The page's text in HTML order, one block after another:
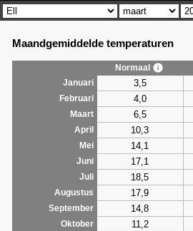
Maandgemiddelde temperaturen
Normaal
Januari
3,5
Februari 4,0
Maart 6,5
April
10,3
Mei
14,1
Juni
17,1
Juli
18,5
Augustus
17,9
September
14,8
Oktober
11,2